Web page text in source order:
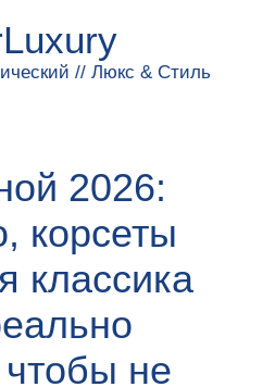
// Люкс & Стиль
2026:
корсеты
классика
не